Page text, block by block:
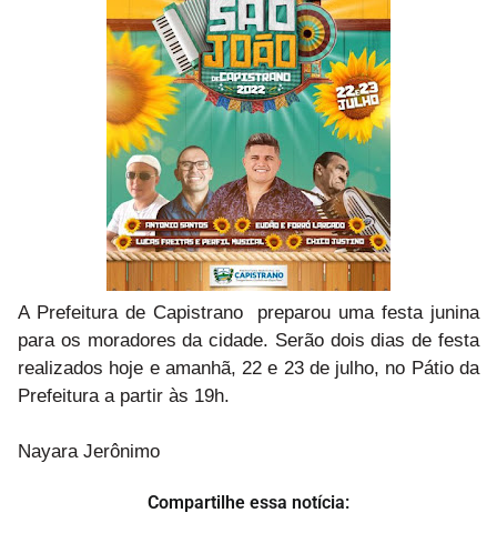
A Prefeitura de Capistrano preparou uma festa junina
para os moradores da cidade. Serão dois dias de festa
realizados hoje e amanhã, 22 e 23 de julho, no Pátio da
Prefeitura a partir às 19h.
Nayara Jerônimo
Compartilhe essa notícia: